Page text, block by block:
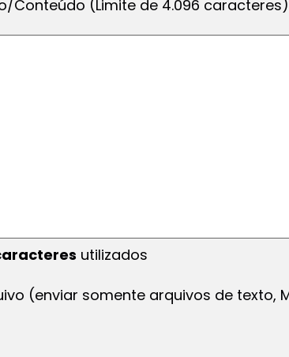
Conteúdo (Limite de 4.096 caracteres)
utilizados
(enviar somente arquivos de texto,